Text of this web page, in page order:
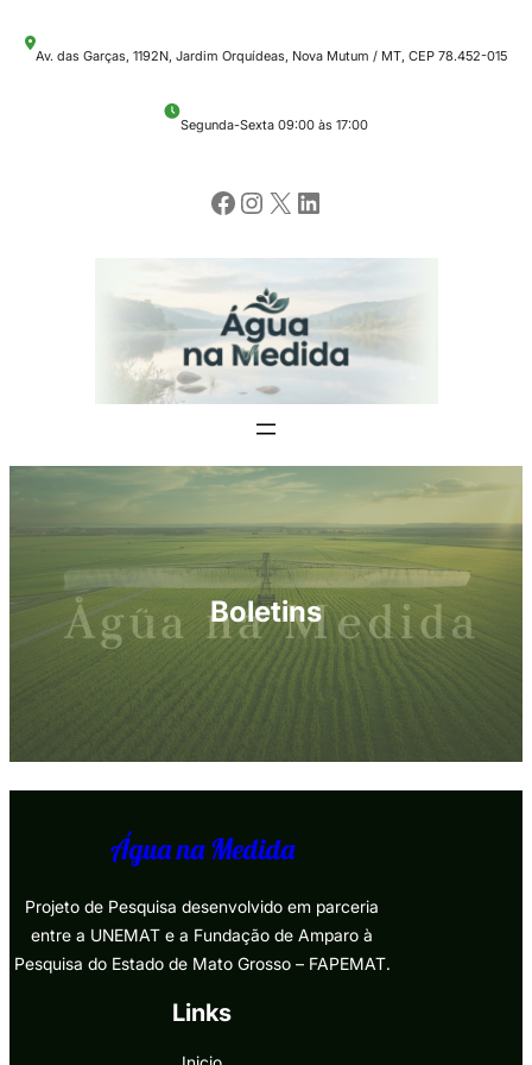
paraAv. das Garças, 1192N, Jardim Orquídeas, Nova Mutum / MT, CEP 78.452-015
Segunda-Sexta 09:00 às 17:00
Facebook Instagram X LinkedIn
Boletins
Água na Medida
Projeto de Pesquisa desenvolvido em parceria
entre a UNEMAT e a Fundação de Amparo à
Pesquisa do Estado de Mato Grosso – FAPEMAT.
Links